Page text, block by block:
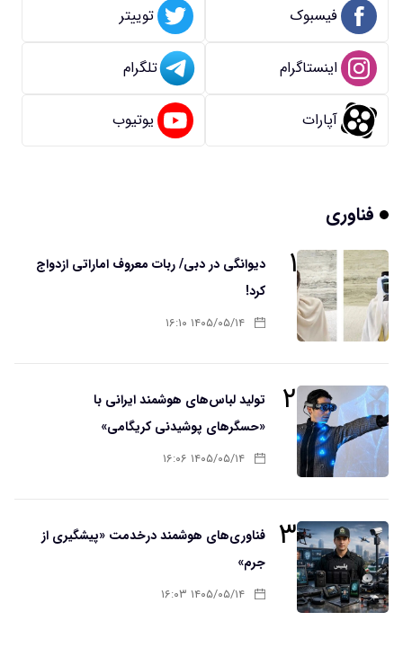
فیسبوک توییتر
اینستاگرام تلگرام
آپارات یوتیوب
فناوری
۱
دیوانگی در دبی/ ربات معروف اماراتی ازدواج
کرد!
۱۴۰۵/۰۵/۱۴ ۱۶:۱۰
۲
تولید لباس‌های هوشمند ایرانی با
«حسگرهای پوشیدنی کریگامی»
۱۴۰۵/۰۵/۱۴ ۱۶:۰۶
۳
فناوری‌های هوشمند درخدمت «پیشگیری از
جرم»
۱۴۰۵/۰۵/۱۴ ۱۶:۰۳